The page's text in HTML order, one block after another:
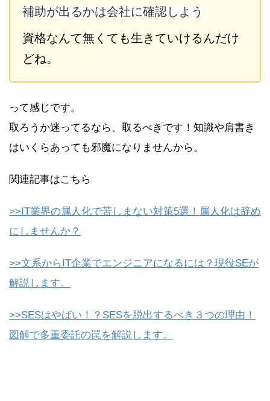
補助が出るかは会社に確認しよう
資格なんて無くても生きていけるんだけ
どね。
って感じです。
取ろうか迷ってるなら、取るべきです！知識や肩書き
はいくらあっても邪魔になりませんから。
関連記事はこちら
>>IT業界の属人化で苦しまない対策5選！属人化は辞め
にしませんか？
>>文系からIT企業でエンジニアになるには？現役SEが
解説します。
>>SESはやばい！？SESを脱出するべき３つの理由！
図解で多重委託の罠を解説します。